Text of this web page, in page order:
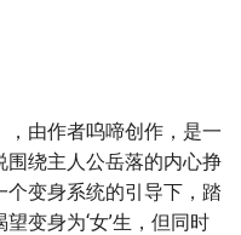
由作者呜啼创作，是一
绕主人公岳落的内心挣
变身系统的引导下，踏
变身为‘女’生，但同时